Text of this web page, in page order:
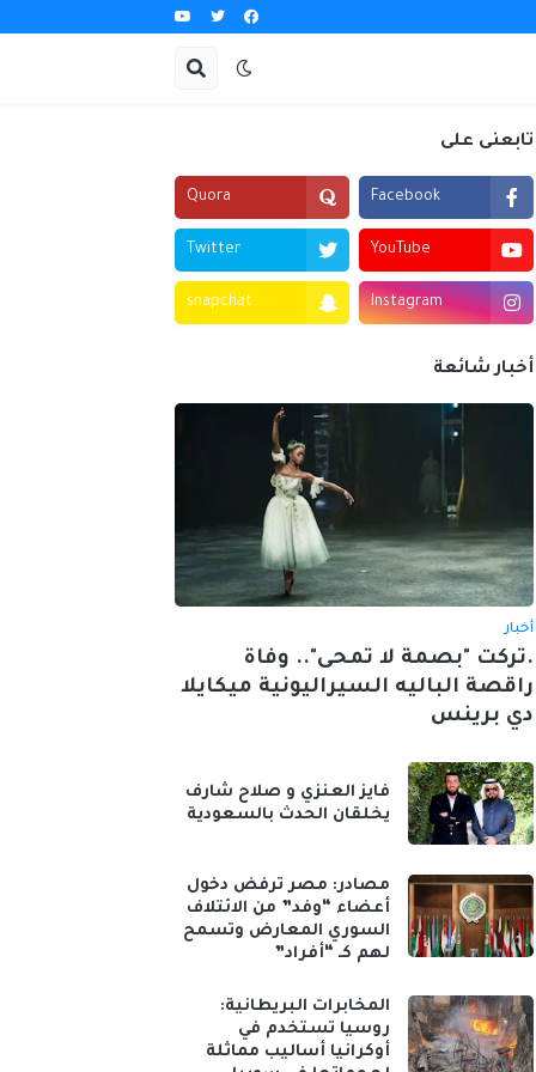
تابعنى على
Facebook
Quora
YouTube
Twitter
Instagram
snapchat
أخبار شائعة
أخبار
.تركت "بصمة لا تمحى".. وفاة
راقصة الباليه السيراليونية ميكايلا
دي برينس
فايز العنزي و صلاح شارف
يخلقان الحدث بالسعودية
مصادر: مصر ترفض دخول
أعضاء “وفد” من الائتلاف
السوري المعارض وتسمح
لهم كـ “أفراد”
المخابرات البريطانية:
روسيا تستخدم في
أوكرانيا أساليب مماثلة